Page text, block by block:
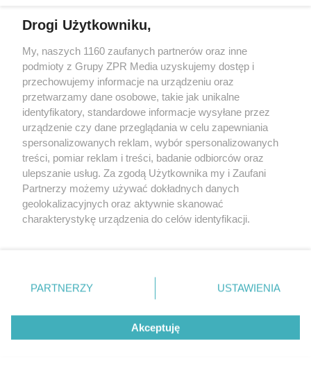
Żaden utwór zamieszczony w serwisie nie może być powielany i
rozpowszechniany lub dalej rozpowszechniany w jakikolwiek sposób (w
tym także elektroniczny lub mechaniczny) na jakimkolwiek polu
eksploatacji w jakiejkolwiek formie, włącznie z umieszczaniem w
Internecie bez pisemnej zgody właściciela praw. Jakiekolwiek użycie lub
wykorzystanie utworów w całości lub w części z naruszeniem prawa,
tzn. bez właściwej zgody, jest zabronione pod groźbą kary i może być
ścigane prawnie.
© 2026 Grupa ZPR Media
Drogi Użytkowniku,
My, naszych 1160 zaufanych partnerów oraz inne
podmioty z Grupy ZPR Media uzyskujemy dostęp i
przechowujemy informacje na urządzeniu oraz
przetwarzamy dane osobowe, takie jak unikalne
identyfikatory, standardowe informacje wysyłane przez
urządzenie czy dane przeglądania w celu zapewniania
spersonalizowanych reklam, wybór spersonalizowanych
treści, pomiar reklam i treści, badanie odbiorców oraz
ulepszanie usług. Za zgodą Użytkownika my i Zaufani
Partnerzy możemy używać dokładnych danych
geolokalizacyjnych oraz aktywnie skanować
charakterystykę urządzenia do celów identyfikacji.
zmienić/wycofać klikając przycisk ustawień prywatności
znajdujący się w lewym dolnym rogu strony
rodzaje przetwarzania danych nie wymagają zgody
użytkownika, ale masz prawo sprzeciwić się takiemu
przetwarzaniu. Preferencje będą miały zastosowanie tylko
PARTNERZY USTAWIENIA
Akceptuję